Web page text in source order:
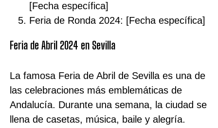
[Fecha específica]
Feria de Ronda 2024: [Fecha específica]
Feria de Abril 2024 en Sevilla
La famosa Feria de Abril de Sevilla es una de
las celebraciones más emblemáticas de
Andalucía. Durante una semana, la ciudad se
llena de casetas, música, baile y alegría.